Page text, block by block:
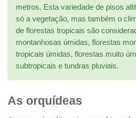
metros. Esta variedade de pisos
só a vegetação, mas também o
de florestas tropicais são
montanhosas úmidas, florestas
tropicais úmidas, florestas muito
subtropicais e tundras pluviais.
As orquídeas